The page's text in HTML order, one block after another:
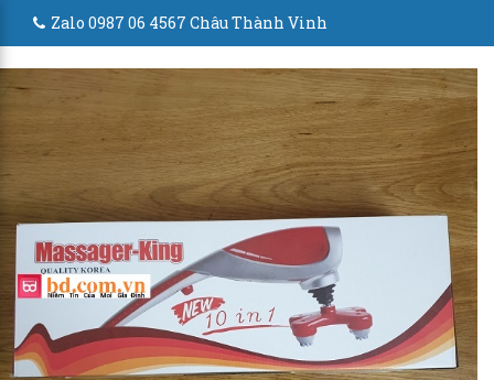
Zalo 0987 06 4567 Châu Thành Vinh